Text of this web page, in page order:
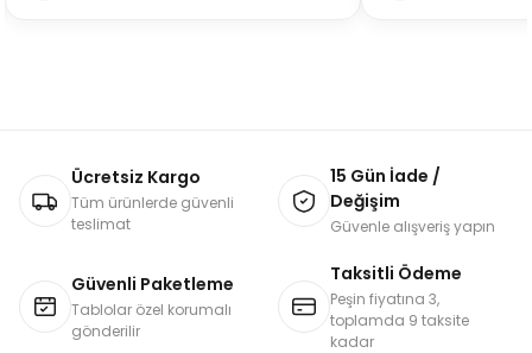
Ücretsiz Kargo
Tüm ürünlerde güvenli
teslimat
15 Gün İade /
Değişim
Güvenle alışveriş yapın
Güvenli Paketleme
Tablolar özel korumalı
gönderilir
Taksitli Ödeme
Peşin fiyatına 3,
toplamda 9 taksite
kadar